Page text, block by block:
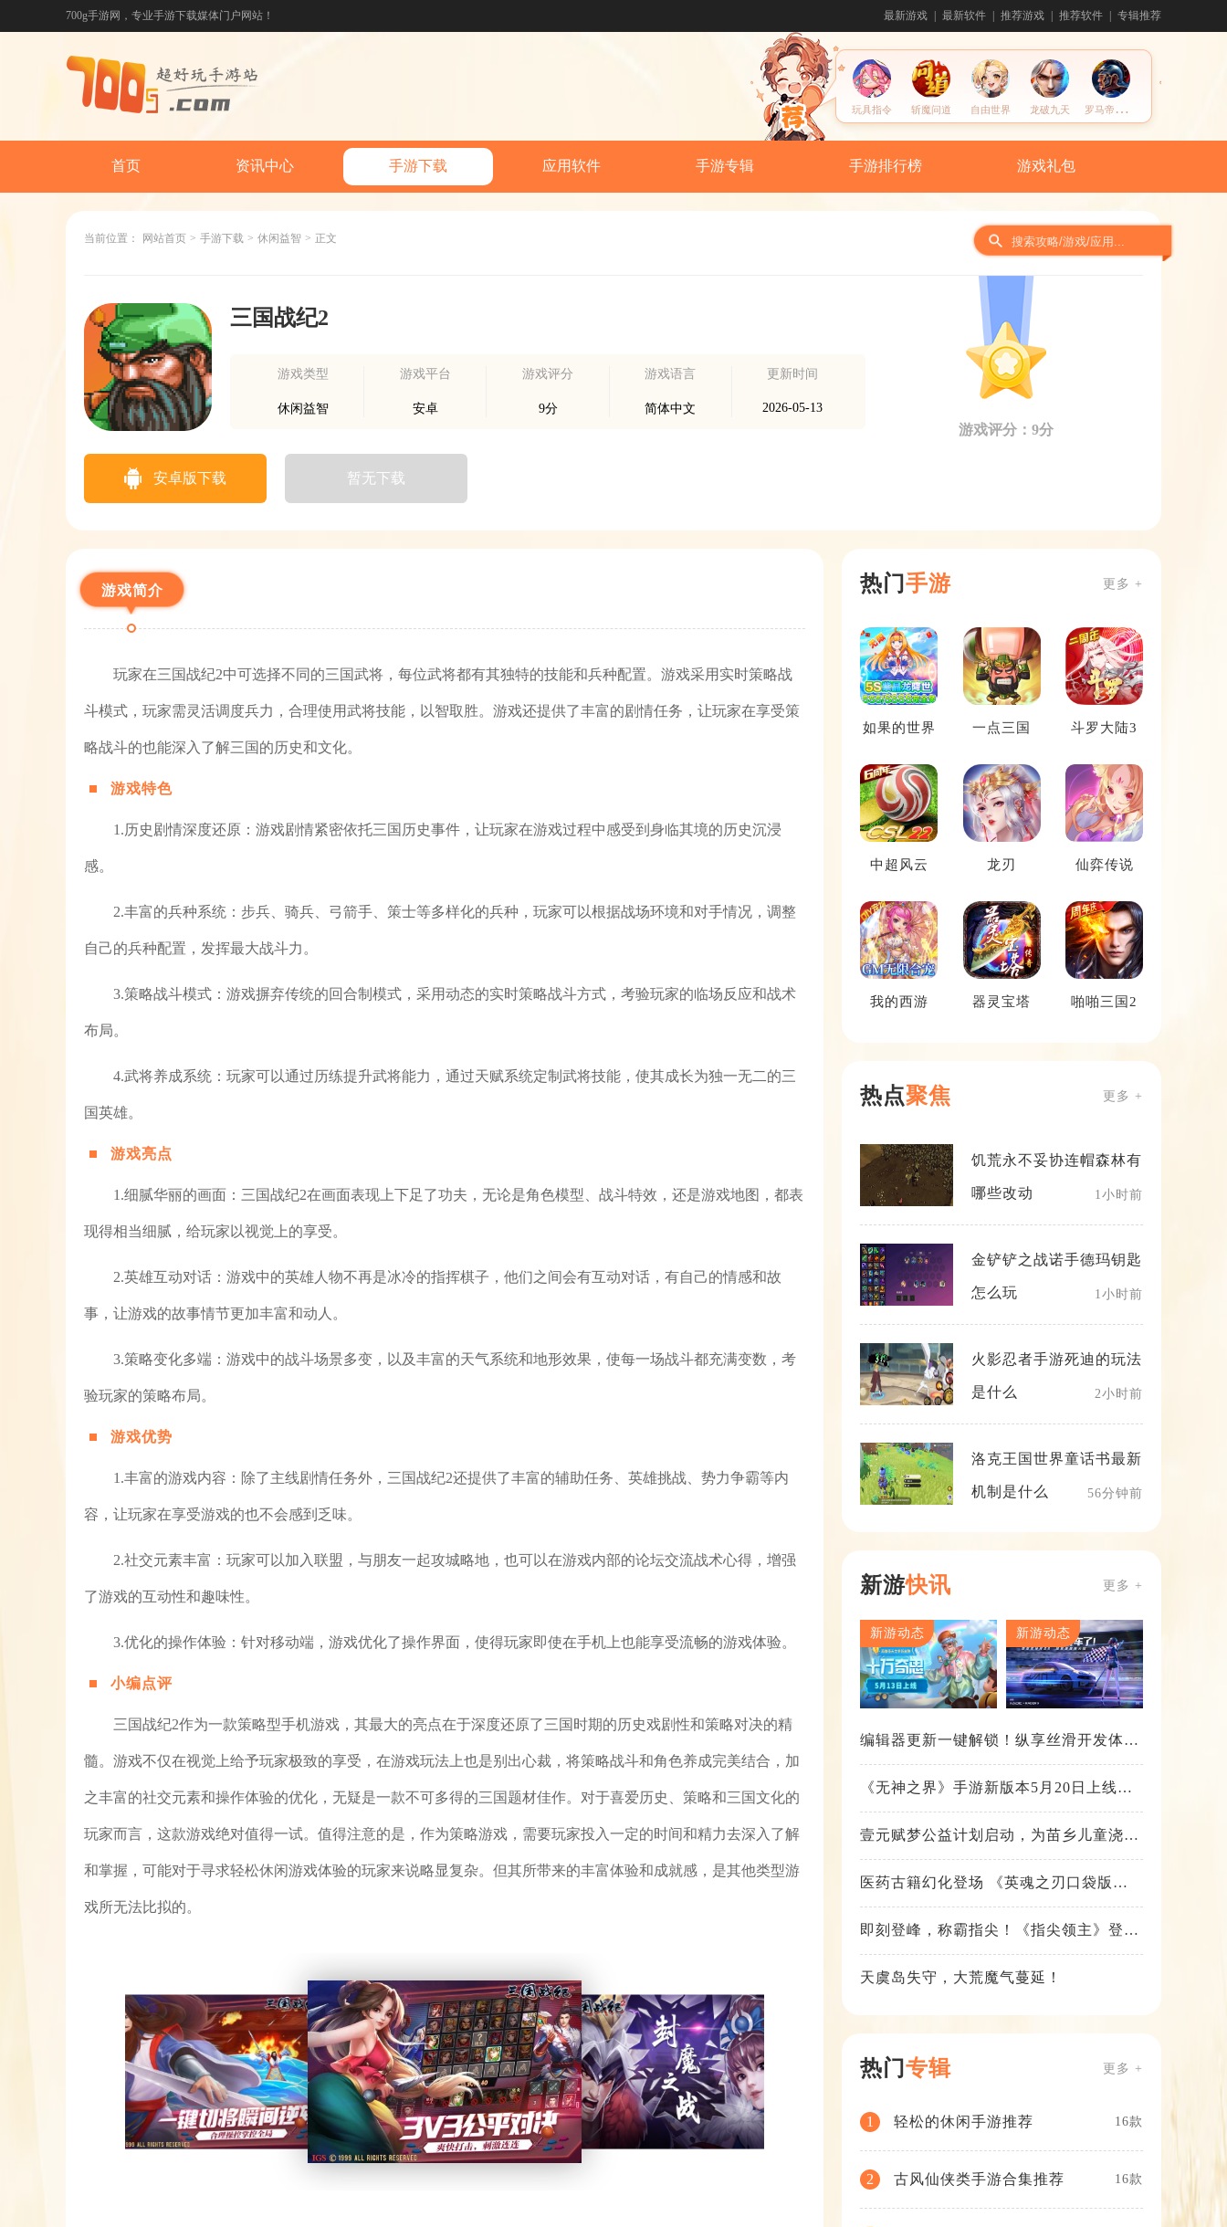
700g手游网，专业手游下载媒体门户网站！ 最新游戏 最新软件 推荐游戏 推荐软件 专辑推荐
玩具指令 斩魔问道 自由世界 龙破九天 罗
马帝国玩胜之战
首页 资讯中心 手游下载 应用软件 手游专辑 手游排行榜 游戏礼包
当前位置： 网站首页 > 手游下载 > 休闲益智 > 正文
三国战纪2
游戏类型
休闲益智
游戏平台
安卓
游戏评分
9分
游戏语言
简体中文
更新时间
2026-05-13
游戏评分：9分
安卓版下载 暂无下载
游戏简介
玩家在三国战纪2中可选择不同的三国武将，每位武将都有其独特的技能和兵种配置。游戏采用实时策略战
斗模式，玩家需灵活调度兵力，合理使用武将技能，以智取胜。游戏还提供了丰富的剧情任务，让玩家在享受策
略战斗的也能深入了解三国的历史和文化。
游戏特色
1.历史剧情深度还原：游戏剧情紧密依托三国历史事件，让玩家在游戏过程中感受到身临其境的历史沉浸
感。
2.丰富的兵种系统：步兵、骑兵、弓箭手、策士等多样化的兵种，玩家可以根据战场环境和对手情况，调整
自己的兵种配置，发挥最大战斗力。
3.策略战斗模式：游戏摒弃传统的回合制模式，采用动态的实时策略战斗方式，考验玩家的临场反应和战术
布局。
4.武将养成系统：玩家可以通过历练提升武将能力，通过天赋系统定制武将技能，使其成长为独一无二的三
国英雄。
游戏亮点
1.细腻华丽的画面：三国战纪2在画面表现上下足了功夫，无论是角色模型、战斗特效，还是游戏地图，都表
现得相当细腻，给玩家以视觉上的享受。
2.英雄互动对话：游戏中的英雄人物不再是冰冷的指挥棋子，他们之间会有互动对话，有自己的情感和故
事，让游戏的故事情节更加丰富和动人。
3.策略变化多端：游戏中的战斗场景多变，以及丰富的天气系统和地形效果，使每一场战斗都充满变数，考
验玩家的策略布局。
游戏优势
1.丰富的游戏内容：除了主线剧情任务外，三国战纪2还提供了丰富的辅助任务、英雄挑战、势力争霸等内
容，让玩家在享受游戏的也不会感到乏味。
2.社交元素丰富：玩家可以加入联盟，与朋友一起攻城略地，也可以在游戏内部的论坛交流战术心得，增强
了游戏的互动性和趣味性。
3.优化的操作体验：针对移动端，游戏优化了操作界面，使得玩家即使在手机上也能享受流畅的游戏体验。
小编点评
三国战纪2作为一款策略型手机游戏，其最大的亮点在于深度还原了三国时期的历史戏剧性和策略对决的精
髓。游戏不仅在视觉上给予玩家极致的享受，在游戏玩法上也是别出心裁，将策略战斗和角色养成完美结合，加
之丰富的社交元素和操作体验的优化，无疑是一款不可多得的三国题材佳作。对于喜爱历史、策略和三国文化的
玩家而言，这款游戏绝对值得一试。值得注意的是，作为策略游戏，需要玩家投入一定的时间和精力去深入了解
和掌握，可能对于寻求轻松休闲游戏体验的玩家来说略显复杂。但其所带来的丰富体验和成就感，是其他类型游
戏所无法比拟的。
热门手游 更多 +
如果的世界 一点三国 斗罗大陆3
中超风云 龙刃 仙弈传说
我的西游 器灵宝塔 啪啪三国2
热点聚焦 更多 +
饥荒永不妥协连帽森林有
哪些改动 1小时前
金铲铲之战诺手德玛钥匙
怎么玩 1小时前
火影忍者手游死迪的玩法
是什么 2小时前
洛克王国世界童话书最新
机制是什么 56分钟前
新游快讯 更多 +
新游动态 新游动态
编辑器更新一键解锁！纵享丝滑开发体
《无神之界》手游新版本5月20日上线，
壹元赋梦公益计划启动，为苗乡儿童浇筑
医药古籍幻化登场 《英魂之刃口袋版》
即刻登峰，称霸指尖！《指尖领主》登峰
天虞岛失守，大荒魔气蔓延！
热门专辑 更多 +
1 轻松的休闲手游推荐 16款
2 古风仙侠类手游合集推荐 16款